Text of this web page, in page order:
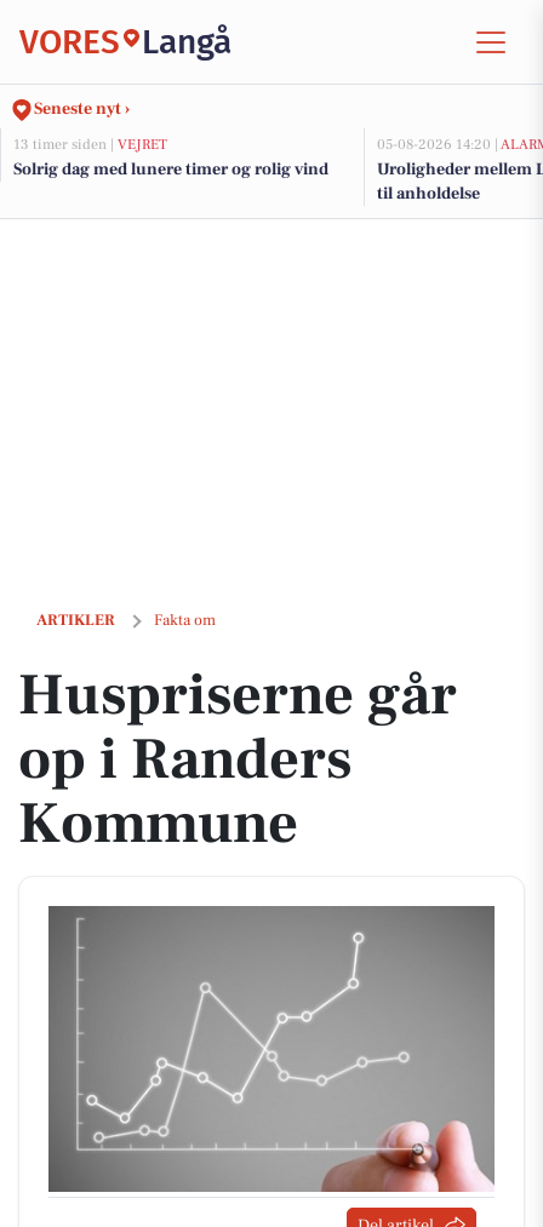
VORES Langå
Seneste nyt ›
13 timer siden | VEJRET
Solrig dag med lunere timer og rolig vind
05-08-2026 14:20 |
Uroligheder mellem
til anholdelse
ARTIKLER Fakta om
Huspriserne går op i Randers Kommune
Huspriserne går
op i Randers
Kommune